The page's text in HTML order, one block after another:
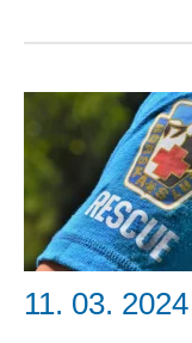
11. 03. 2024